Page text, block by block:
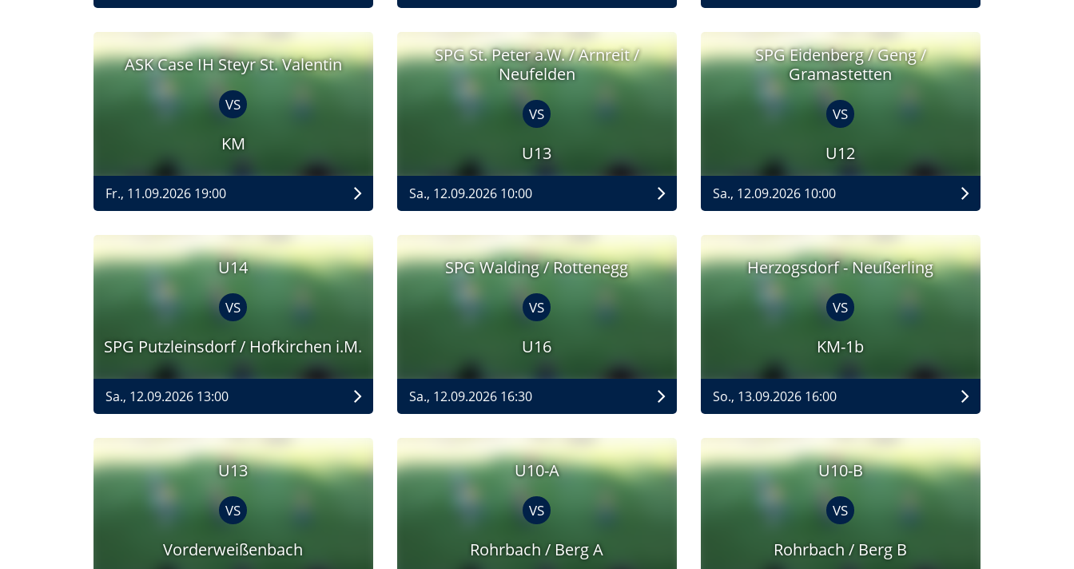
ASK Case IH Steyr St. Valentin
VS
KM
Fr., 11.09.2026 19:00
SPG St. Peter a.W. / Arnreit /
Neufelden
VS
U13
Sa., 12.09.2026 10:00
SPG Eidenberg / Geng /
Gramastetten
VS
U12
Sa., 12.09.2026 10:00
U14
VS
SPG Putzleinsdorf / Hofkirchen i.M.
Sa., 12.09.2026 13:00
SPG Walding / Rottenegg
VS
U16
Sa., 12.09.2026 16:30
Herzogsdorf - Neußerling
VS
KM-1b
So., 13.09.2026 16:00
U13
VS
Vorderweißenbach
U10-A
VS
Rohrbach / Berg A
U10-B
VS
Rohrbach / Berg B